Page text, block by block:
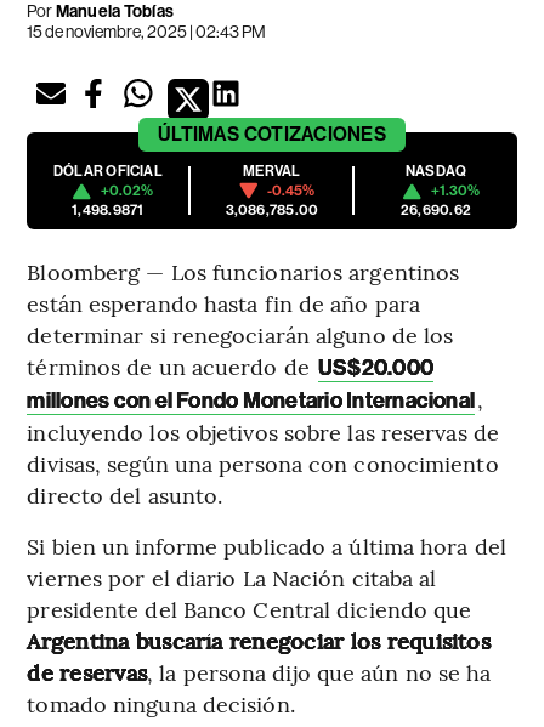
PorManuela Tobías
15 de noviembre, 2025 | 02:43 PM
ÚLTIMAS COTIZACIONES
DÓLAR OFICIAL
+0.02%
1,498.9871
MERVAL
-0.45%
3,086,785.00
NASDAQ
+1.30%
26,690.62
Bloomberg — Los funcionarios argentinos
están esperando hasta fin de año para
determinar si renegociarán alguno de los
términos de un acuerdo de US$20.000
millones con el Fondo Monetario Internacional,
incluyendo los objetivos sobre las reservas de
divisas, según una persona con conocimiento
directo del asunto.
Si bien un informe publicado a última hora del
viernes por el diario La Nación citaba al
presidente del Banco Central diciendo que
Argentina buscaría renegociar los requisitos
de reservas, la persona dijo que aún no se ha
tomado ninguna decisión.